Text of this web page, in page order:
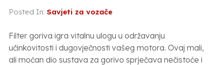
Posted In: Savjeti za vozače
Filter goriva igra vitalnu ulogu u održavanju
učinkovitosti i dugovječnosti vašeg motora. Ovaj mali,
ali moćan dio sustava za gorivo sprječava nečistoće i